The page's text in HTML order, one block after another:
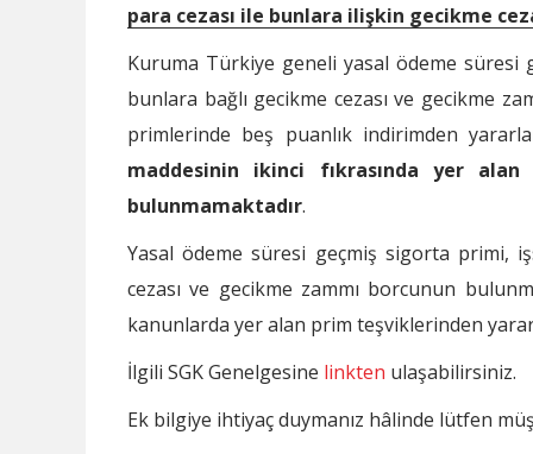
para cezası ile bunlara ilişkin gecikme
Kuruma Türkiye geneli yasal ödeme süresi
bunlara bağlı gecikme cezası ve gecikme
primlerinde beş puanlık indirimden
maddesinin ikinci fıkrasında yer
bulunmamaktadır.
Yasal ödeme süresi geçmiş sigorta primi,
cezası ve gecikme zammı borcunun
kanunlarda yer alan prim teşviklerinden
İlgili SGK Genelgesine linkten ulaşabilirsiniz.
Ek bilgiye ihtiyaç duymanız hâlinde lütfen